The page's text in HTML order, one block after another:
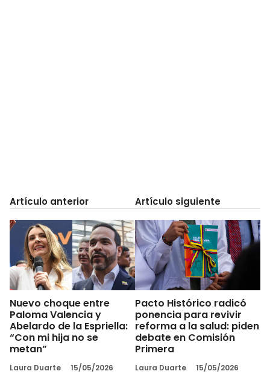
Artículo anterior
Nuevo choque entre
Paloma Valencia y
Abelardo de la Espriella:
“Con mi hija no se
metan”
Laura Duarte 15/05/2026
Artículo siguiente
Pacto Histórico radicó
ponencia para revivir
reforma a la salud: piden
debate en Comisión
Primera
Laura Duarte 15/05/2026